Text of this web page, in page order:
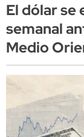
El dólar se
semanal
Medio